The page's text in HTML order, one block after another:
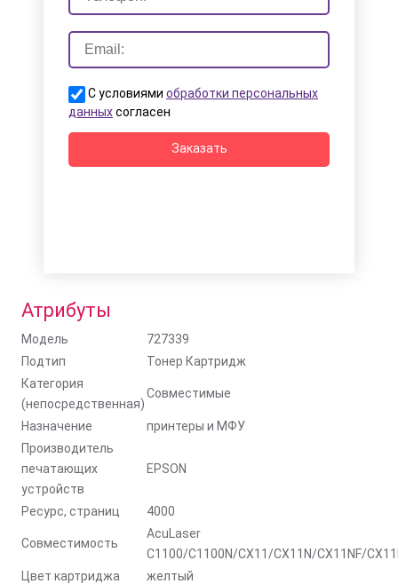
С условиями обработки персональных
данныхсогласен
Заказать
Атрибуты
Модель
727339
Подтип
Тонер Картридж
Категория
(непосредственная)
Совместимые
Назначение
принтеры и МФУ
Производитель
печатающих
устройств
EPSON
Ресурс, страниц 4000
Совместимость
AcuLaser
C1100/C1100N/CX11/CX11N/CX11NF/
Цвет картриджа
желтый